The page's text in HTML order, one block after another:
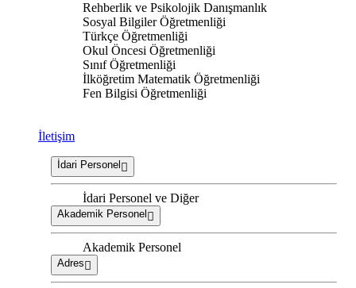
Rehberlik ve Psikolojik Danışmanlık
Sosyal Bilgiler Öğretmenliği
Türkçe Öğretmenliği
Okul Öncesi Öğretmenliği
Sınıf Öğretmenliği
İlköğretim Matematik Öğretmenliği
Fen Bilgisi Öğretmenliği
İletişim
İdari Personel
İdari Personel ve Diğer
Akademik Personel
Akademik Personel
Adres